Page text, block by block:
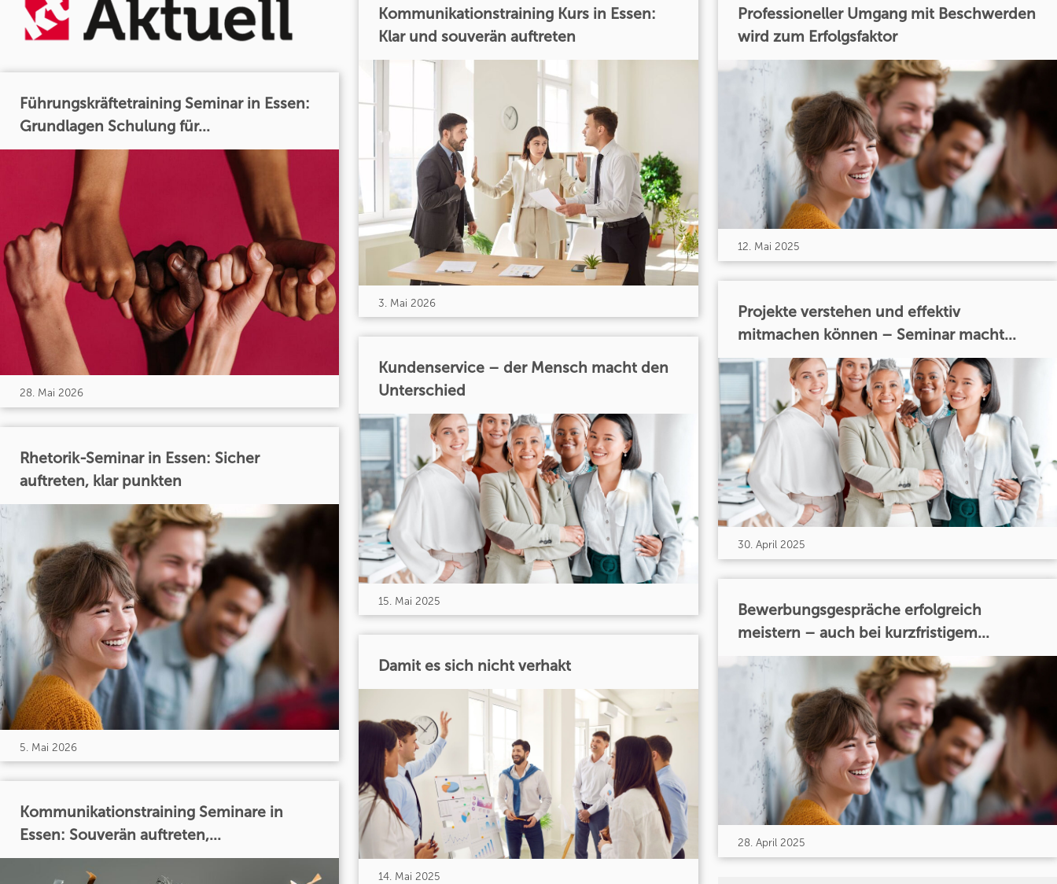
Führungskräftetraining Seminar in Essen:
Grundlagen Schulung für...
28. Mai 2026
Rhetorik-Seminar in Essen: Sicher
auftreten, klar punkten
5. Mai 2026
Kommunikationstraining Seminare in
Essen: Souverän auftreten,...
Kommunikationstraining Kurs in Essen:
Klar und souverän auftreten
3. Mai 2026
Kundenservice – der Mensch macht den
Unterschied
15. Mai 2025
Damit es sich nicht verhakt
14. Mai 2025
Professioneller Umgang mit Beschwerden
wird zum Erfolgsfaktor
12. Mai 2025
Projekte verstehen und effektiv
mitmachen können – Seminar macht...
30. April 2025
Bewerbungsgespräche erfolgreich
meistern – auch bei kurzfristigem...
28. April 2025